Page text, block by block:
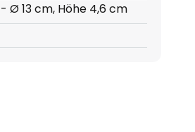
Ø 13 cm, Höhe 4,6 cm